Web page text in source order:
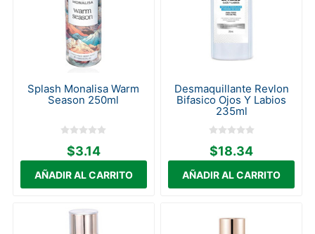
Splash Monalisa Warm
Season 250ml
$3.14
Desmaquillante Revlon
Bifasico Ojos Y Labios
235ml
$18.34